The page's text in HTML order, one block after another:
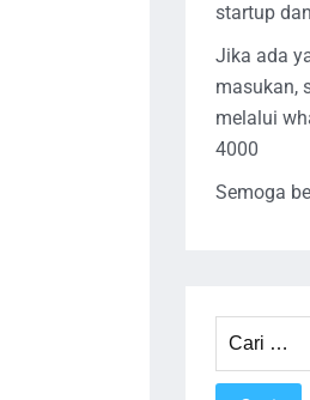
startup
Jika ada
masukan,
melalui
4000
Semoga
untuk: